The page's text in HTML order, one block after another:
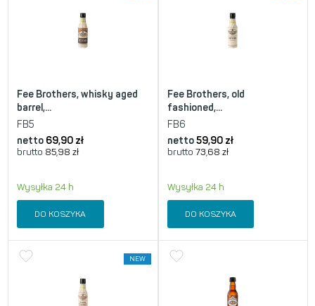
Fee Brothers, whisky aged
barrel,...
FB5
netto 69,90 zł
brutto 85,98 zł
Wysyłka 24 h
DO KOSZYKA
Fee Brothers, old
fashioned,...
FB6
netto 59,90 zł
brutto 73,68 zł
Wysyłka 24 h
DO KOSZYKA
NEW